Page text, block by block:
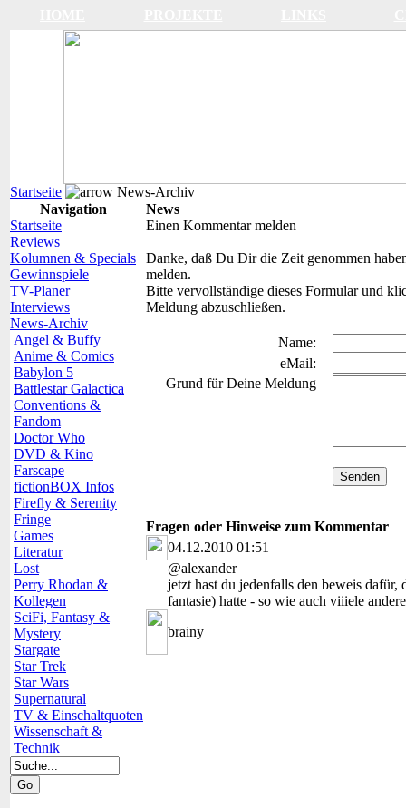
Startseite
News-Archiv
Navigation
Startseite
Reviews
Kolumnen & Specials
Gewinnspiele
TV-Planer
Interviews
News-Archiv
Angel & Buffy
Anime & Comics
Babylon 5
Battlestar Galactica
Conventions &
Fandom
Doctor Who
DVD & Kino
Farscape
fictionBOX Infos
Firefly & Serenity
Fringe
Games
Literatur
Lost
Perry Rhodan &
Kollegen
SciFi, Fantasy &
Mystery
Stargate
Star Trek
Star Wars
Supernatural
TV & Einschaltquoten
Wissenschaft &
Technik
News
Einen Kommentar melden
Danke, daß Du Dir die Zeit genommen
melden.
Bitte vervollständige dieses Formular und
Meldung abzuschließen.
Name:
eMail:
Grund für Deine Meldung
Fragen oder Hinweise zum Kommentar
04.12.2010 01:51
@alexander
jetzt hast du jedenfalls den beweis
fantasie) hatte - so wie auch viiiele
brainy